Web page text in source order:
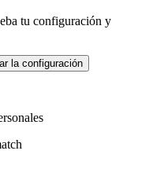
tu configuración y
la configuración